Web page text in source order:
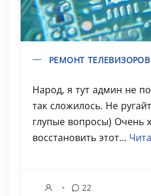
РЕМОНТ ТЕЛЕВИЗОРОВ
Народ, я тут админ не
так сложилось. Не
глупые вопросы) Очень
восстановить этот...
22